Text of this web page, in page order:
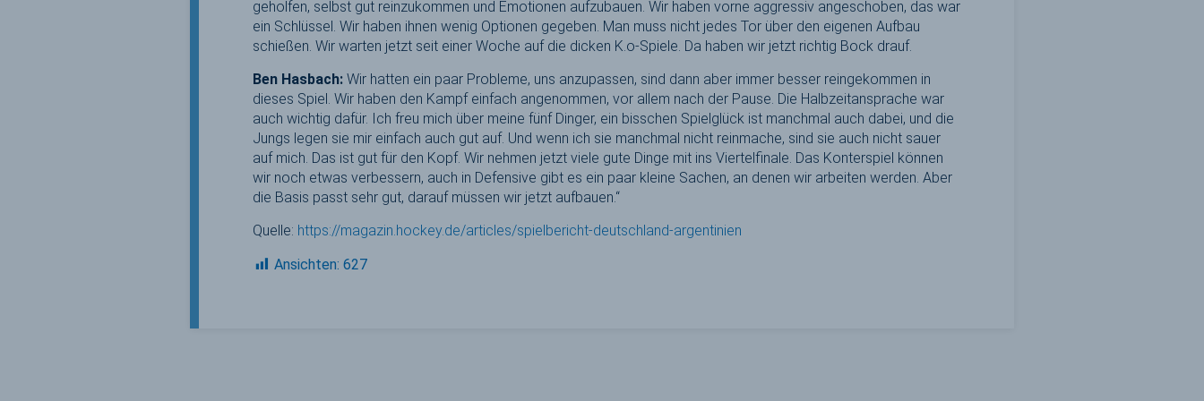
geholfen, selbst gut reinzukommen und Emotionen aufzubauen. Wir haben vorne aggressiv angeschoben, das war
ein Schlüssel. Wir haben ihnen wenig Optionen gegeben. Man muss nicht jedes Tor über den eigenen Aufbau
schießen. Wir warten jetzt seit einer Woche auf die dicken K.o-Spiele. Da haben wir jetzt richtig Bock drauf.
Ben Hasbach: Wir hatten ein paar Probleme, uns anzupassen, sind dann aber immer besser reingekommen in
dieses Spiel. Wir haben den Kampf einfach angenommen, vor allem nach der Pause. Die Halbzeitansprache war
auch wichtig dafür. Ich freu mich über meine fünf Dinger, ein bisschen Spielglück ist manchmal auch dabei, und die
Jungs legen sie mir einfach auch gut auf. Und wenn ich sie manchmal nicht reinmache, sind sie auch nicht sauer
auf mich. Das ist gut für den Kopf. Wir nehmen jetzt viele gute Dinge mit ins Viertelfinale. Das Konterspiel können
wir noch etwas verbessern, auch in Defensive gibt es ein paar kleine Sachen, an denen wir arbeiten werden. Aber
die Basis passt sehr gut, darauf müssen wir jetzt aufbauen.“
Quelle: https://magazin.hockey.de/articles/spielbericht-deutschland-argentinien
Ansichten: 627